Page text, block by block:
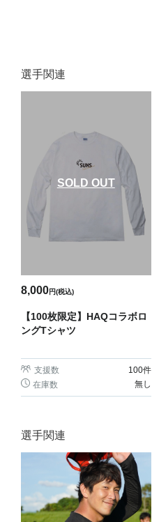
選手関連
SOLD OUT
8,000円(税込)
【100枚限定】HAQコラボロ
ングTシャツ
支援数 100件
在庫数
無し
選手関連